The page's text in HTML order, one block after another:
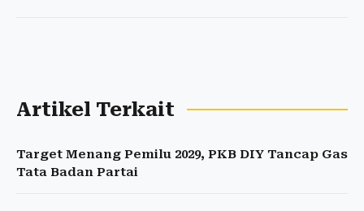
Artikel Terkait
Target Menang Pemilu 2029, PKB DIY Tancap Gas
Tata Badan Partai